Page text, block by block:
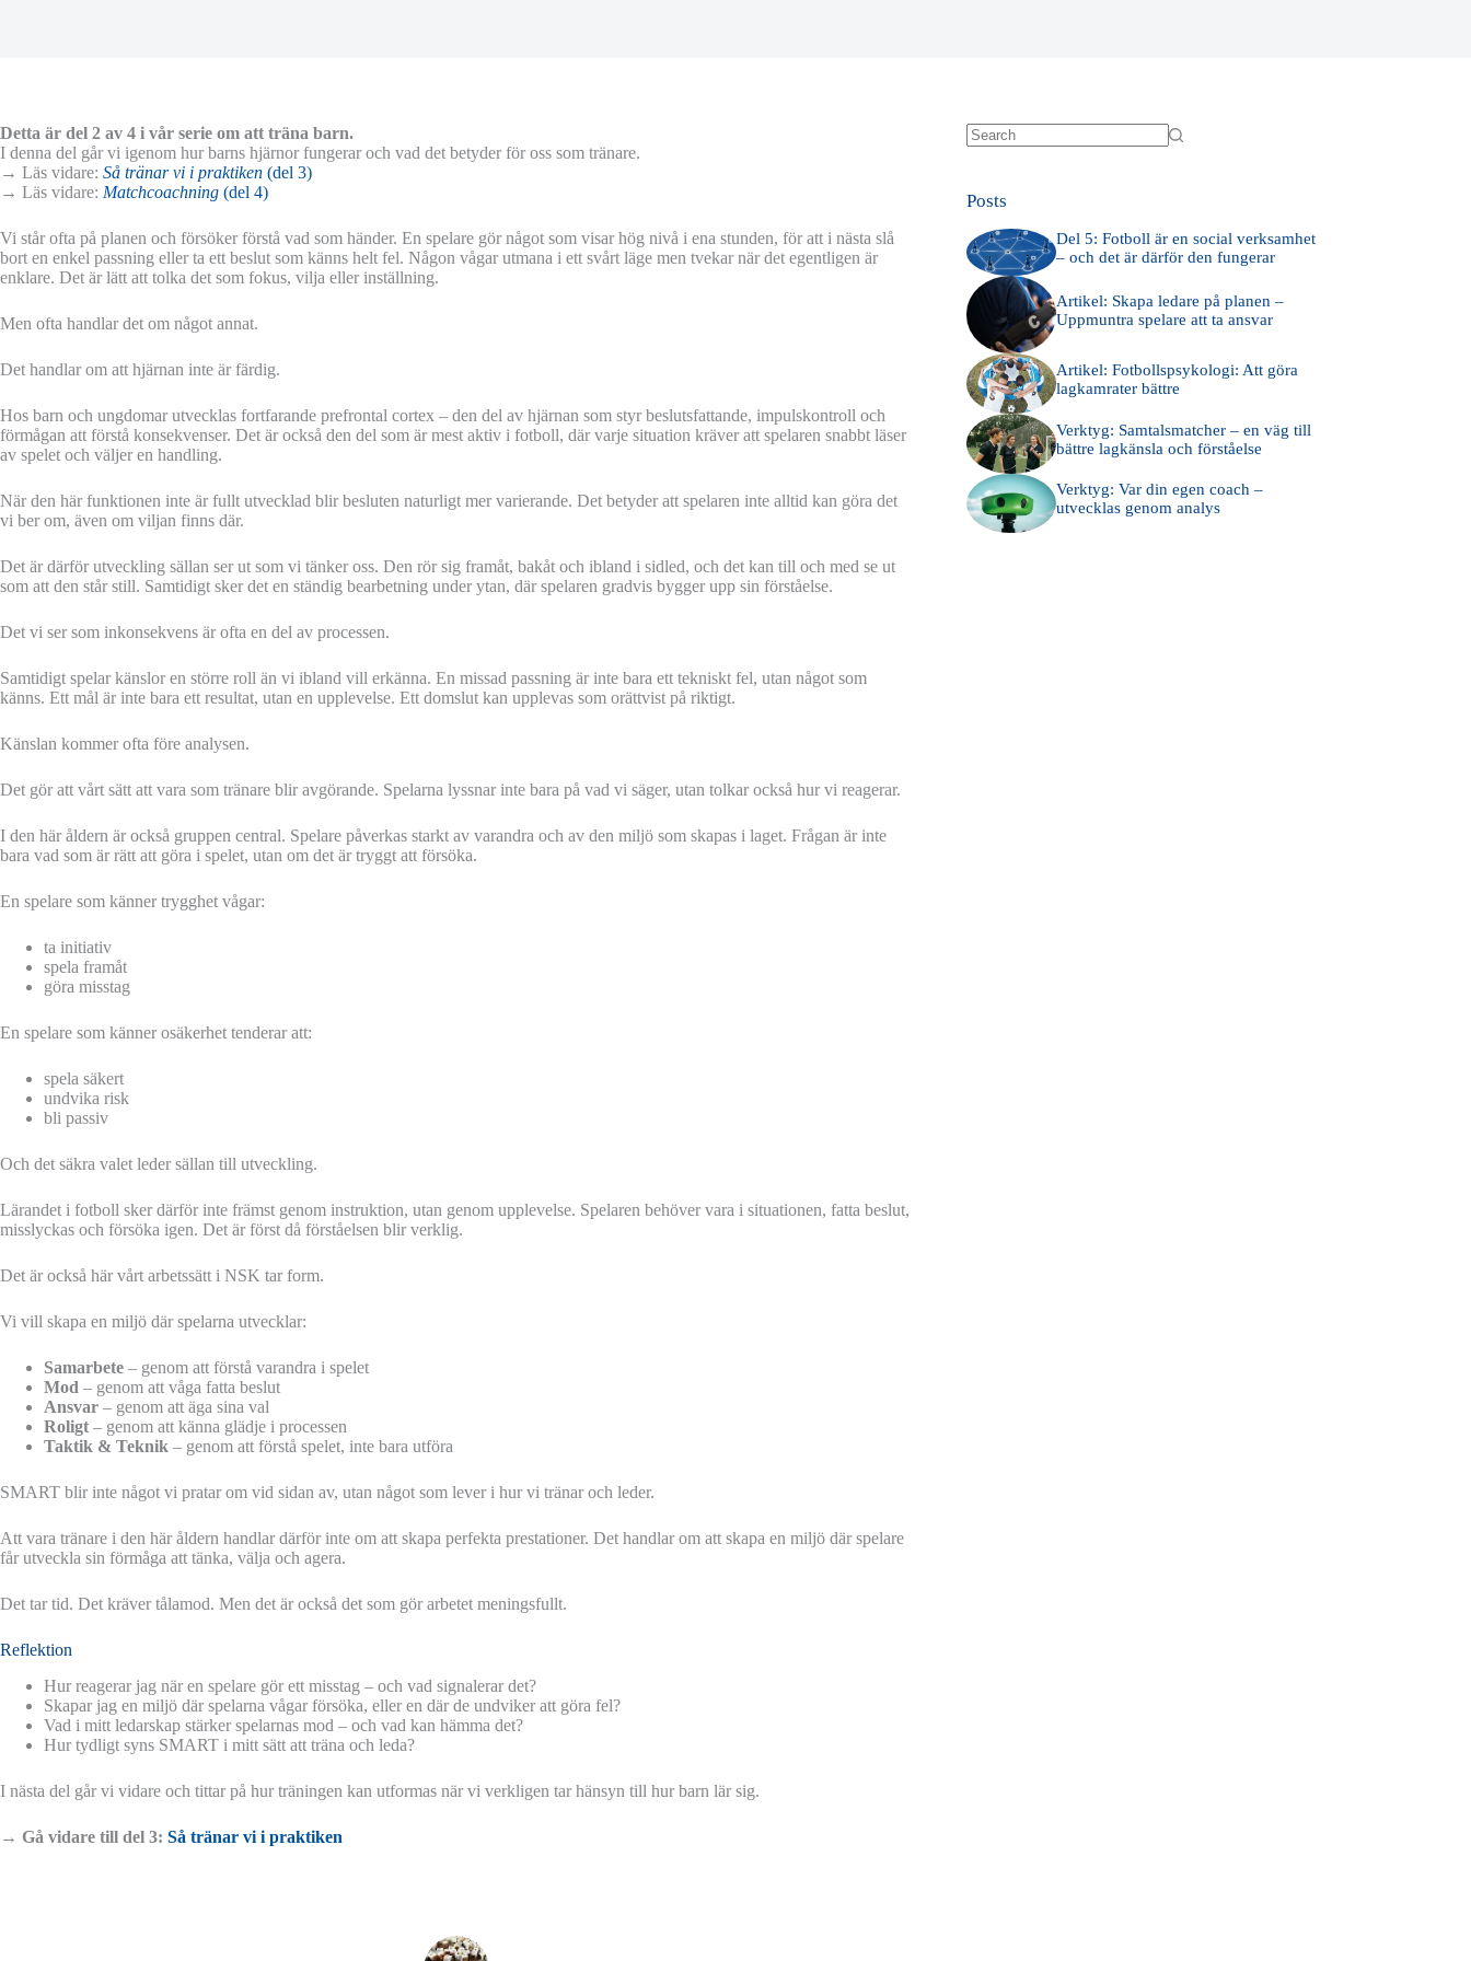
Detta är del 2 av 4 i vår serie om att träna barn.
I denna del går vi igenom hur barns hjärnor fungerar och vad det betyder för oss som tränare.
→ Läs vidare: Så tränar vi i praktiken (del 3)
→ Läs vidare: Matchcoachning (del 4)
Vi står ofta på planen och försöker förstå vad som händer. En spelare gör något som visar hög nivå i ena stunden, för att i nästa slå
bort en enkel passning eller ta ett beslut som känns helt fel. Någon vågar utmana i ett svårt läge men tvekar när det egentligen är
enklare. Det är lätt att tolka det som fokus, vilja eller inställning.
Men ofta handlar det om något annat.
Det handlar om att hjärnan inte är färdig.
Hos barn och ungdomar utvecklas fortfarande prefrontal cortex – den del av hjärnan som styr beslutsfattande, impulskontroll och
förmågan att förstå konsekvenser. Det är också den del som är mest aktiv i fotboll, där varje situation kräver att spelaren snabbt läser
av spelet och väljer en handling.
När den här funktionen inte är fullt utvecklad blir besluten naturligt mer varierande. Det betyder att spelaren inte alltid kan göra det
vi ber om, även om viljan finns där.
Det är därför utveckling sällan ser ut som vi tänker oss. Den rör sig framåt, bakåt och ibland i sidled, och det kan till och med se ut
som att den står still. Samtidigt sker det en ständig bearbetning under ytan, där spelaren gradvis bygger upp sin förståelse.
Det vi ser som inkonsekvens är ofta en del av processen.
Samtidigt spelar känslor en större roll än vi ibland vill erkänna. En missad passning är inte bara ett tekniskt fel, utan något som
känns. Ett mål är inte bara ett resultat, utan en upplevelse. Ett domslut kan upplevas som orättvist på riktigt.
Känslan kommer ofta före analysen.
Det gör att vårt sätt att vara som tränare blir avgörande. Spelarna lyssnar inte bara på vad vi säger, utan tolkar också hur vi reagerar.
I den här åldern är också gruppen central. Spelare påverkas starkt av varandra och av den miljö som skapas i laget. Frågan är inte
bara vad som är rätt att göra i spelet, utan om det är tryggt att försöka.
En spelare som känner trygghet vågar:
ta initiativ
spela framåt
göra misstag
En spelare som känner osäkerhet tenderar att:
spela säkert
undvika risk
bli passiv
Och det säkra valet leder sällan till utveckling.
Lärandet i fotboll sker därför inte främst genom instruktion, utan genom upplevelse. Spelaren behöver vara i situationen, fatta beslut,
misslyckas och försöka igen. Det är först då förståelsen blir verklig.
Det är också här vårt arbetssätt i NSK tar form.
Vi vill skapa en miljö där spelarna utvecklar:
Samarbete – genom att förstå varandra i spelet
Mod – genom att våga fatta beslut
Ansvar – genom att äga sina val
Roligt – genom att känna glädje i processen
Taktik & Teknik – genom att förstå spelet, inte bara utföra
SMART blir inte något vi pratar om vid sidan av, utan något som lever i hur vi tränar och leder.
Att vara tränare i den här åldern handlar därför inte om att skapa perfekta prestationer. Det handlar om att skapa en miljö där spelare
får utveckla sin förmåga att tänka, välja och agera.
Det tar tid. Det kräver tålamod. Men det är också det som gör arbetet meningsfullt.
Reflektion
Hur reagerar jag när en spelare gör ett misstag – och vad signalerar det?
Skapar jag en miljö där spelarna vågar försöka, eller en där de undviker att göra fel?
Vad i mitt ledarskap stärker spelarnas mod – och vad kan hämma det?
Hur tydligt syns SMART i mitt sätt att träna och leda?
I nästa del går vi vidare och tittar på hur träningen kan utformas när vi verkligen tar hänsyn till hur barn lär sig.
→ Gå vidare till del 3: Så tränar vi i praktiken
Posts
Del 5: Fotboll är en social verksamhet
– och det är därför den fungerar
Artikel: Skapa ledare på planen –
Uppmuntra spelare att ta ansvar
Artikel: Fotbollspsykologi: Att göra
lagkamrater bättre
Verktyg: Samtalsmatcher – en väg till
bättre lagkänsla och förståelse
Verktyg: Var din egen coach –
utvecklas genom analys